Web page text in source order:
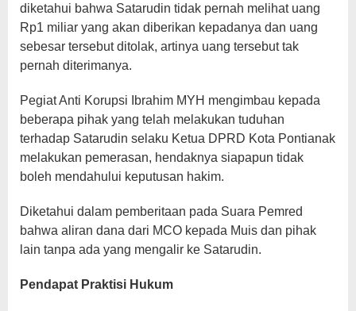
diketahui bahwa Satarudin tidak pernah melihat uang
Rp1 miliar yang akan diberikan kepadanya dan uang
sebesar tersebut ditolak, artinya uang tersebut tak
pernah diterimanya.
Pegiat Anti Korupsi Ibrahim MYH mengimbau kepada
beberapa pihak yang telah melakukan tuduhan
terhadap Satarudin selaku Ketua DPRD Kota Pontianak
melakukan pemerasan, hendaknya siapapun tidak
boleh mendahului keputusan hakim.
Diketahui dalam pemberitaan pada Suara Pemred
bahwa aliran dana dari MCO kepada Muis dan pihak
lain tanpa ada yang mengalir ke Satarudin.
Pendapat Praktisi Hukum